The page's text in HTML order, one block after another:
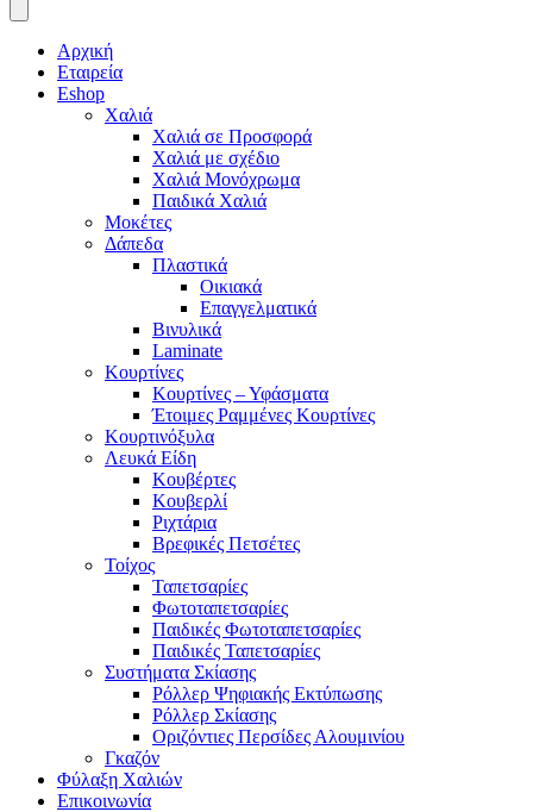
Αρχική
Εταιρεία
Eshop
Χαλιά
Χαλιά σε Προσφορά
Χαλιά με σχέδιο
Χαλιά Μονόχρωμα
Παιδικά Χαλιά
Μοκέτες
Δάπεδα
Πλαστικά
Οικιακά
Επαγγελματικά
Βινυλικά
Laminate
Κουρτίνες
Κουρτίνες – Υφάσματα
Έτοιμες Ραμμένες Κουρτίνες
Κουρτινόξυλα
Λευκά Είδη
Κουβέρτες
Κουβερλί
Ριχτάρια
Βρεφικές Πετσέτες
Τοίχος
Ταπετσαρίες
Φωτοταπετσαρίες
Παιδικές Φωτοταπετσαρίες
Παιδικές Ταπετσαρίες
Συστήματα Σκίασης
Ρόλλερ Ψηφιακής Εκτύπωσης
Ρόλλερ Σκίασης
Οριζόντιες Περσίδες Αλουμινίου
Γκαζόν
Φύλαξη Χαλιών
Επικοινωνία